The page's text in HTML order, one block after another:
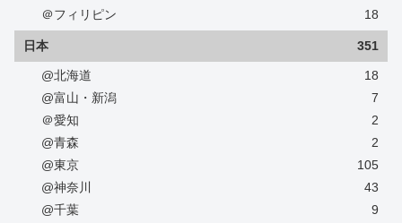
＠フィリピン
18
日本 351
@北海道
18
@富山・新潟
7
＠愛知
2
@青森
2
@東京
105
@神奈川
43
@千葉
9